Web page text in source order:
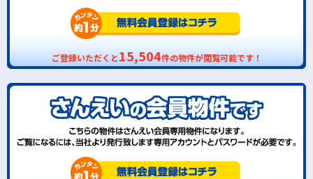
ご登録いただくと15,504件の物件が閲覧可能です！